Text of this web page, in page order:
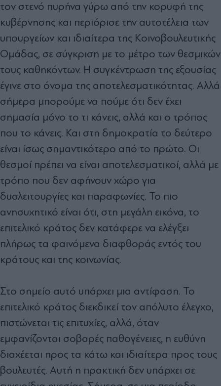
τον στενό πυρήνα γύρω από την κορυφή της
κυβέρνησης και περιόρισε την αυτοτέλεια των
υπουργείων και ιδιαίτερα της Κοινοβουλευτικής
Ομάδας, σε σύγκριση με το μέτρο των θεσμικών
τους καθηκόντων. Η συγκέντρωση της εξουσίας
έγινε στο όνομα της αποτελεσματικότητας. Αλλά
σήμερα μπορούμε να πούμε ότι δεν έχει
σημασία μόνο το τι κάνεις, αλλά και ο τρόπος
που το κάνεις. Και στη δημοκρατία το δεύτερο
είναι ίσως σημαντικότερο από το πρώτο. Οι
θεσμοί πρέπει να είναι αποτελεσματικοί, αλλά με
τρόπο που δεν αφήνουν χώρο για
δυσλειτουργίες και παραφωνίες. Το πιο
ανησυχητικό είναι ότι, στη μεγάλη εικόνα, το
επιτελικό κράτος δεν κατάφερε να ελέγξει
πλήρως τα φαινόμενα διαφθοράς εντός του
κράτους και της κοινωνίας.
Στο σημείο αυτό υπάρχει μια αντίφαση. Το
επιτελικό κράτος διεκδικεί τον απόλυτο έλεγχο,
πιστώνεται τις επιτυχίες, αλλά, όταν
εμφανίζονται σοβαρές παθογένειες, η ευθύνη
διαχέεται προς τα κάτω και ιδιαίτερα προς τους
βουλευτές. Αυτή η πρακτική δεν υπάρχει σε